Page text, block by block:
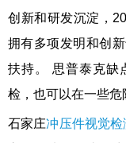
创新和研发沉淀，
拥有多项发明和创
扶持。 思普泰克缺
检，也可以在一些
石家庄冲压件视觉检